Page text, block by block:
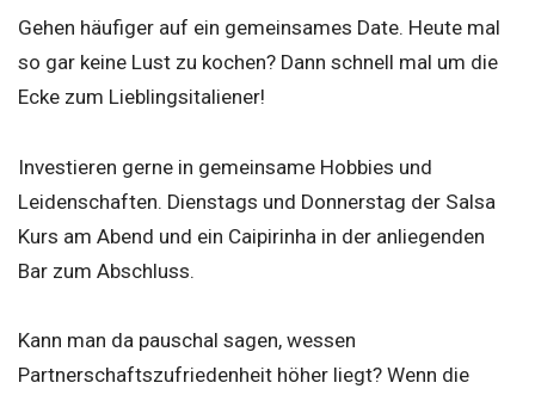
Gehen häufiger auf ein gemeinsames Date. Heute mal
so gar keine Lust zu kochen? Dann schnell mal um die
Ecke zum Lieblingsitaliener!
Investieren gerne in gemeinsame Hobbies und
Leidenschaften. Dienstags und Donnerstag der Salsa
Kurs am Abend und ein Caipirinha in der anliegenden
Bar zum Abschluss.
Kann man da pauschal sagen, wessen
Partnerschaftszufriedenheit höher liegt? Wenn die